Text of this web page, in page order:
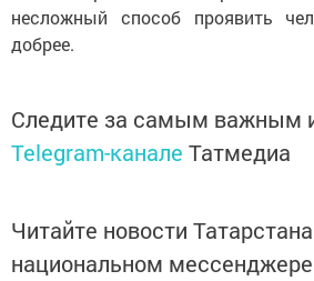
несложный способ проявить
добрее.
Следите за самым важным
Telegram-канале Татмедиа
Читайте новости
национальном